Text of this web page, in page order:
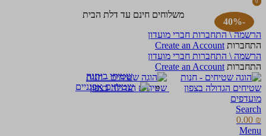
משלוחים חינם עד דלת הבית
הרשמה \ התחברות חברי מועדון
התחברות Create an Account
הרשמה \ התחברות חברי מועדון
התחברות Create an Account
מועדפים
Search
0
0.00 ₪
Menu
0
שטיחי כותנה
-40%